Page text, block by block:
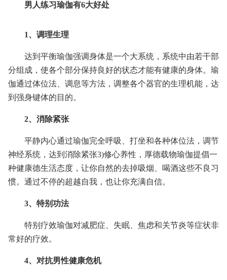
男人练习瑜伽有6大好处
1、调理生理
达到平衡瑜伽强调身体是一个大系统，系统中由若干部
分组成，使各个部分保持良好的状态才能有健康的身体。瑜
伽通过体位法、调息等方法，调整各个器官的生理机能，达
到强身键体的目的。
2、消除紧张
平静内心通过瑜伽完全呼吸、打坐和各种体位法，调节
神经系统，达到消除紧张3)修心养性，厚德载物瑜伽提倡一
种健康德生活态度，让你自然的去掉吸烟、喝酒这些不良习
惯。通过不停的超越自我，也让你充满自信。
3、特别功法
特别疗效瑜伽对减肥症、失眠、焦虑和关节炎等症状非
常好的疗效。
4、对抗男性健康危机